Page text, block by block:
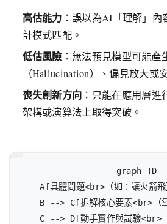
高估能力 ：誤以為AI「理解」
計模式匹配。
低估風險：無法預見模型可能產
（Hallucination）、偏見放大或
喪失創新方向 ：只能在應用層
架構或演算法上取得突破。
graph TD
A[具體問題<br>（如：讓火箭
B --> C[拆解核心要素<br>（
C --> D[動手實作與試驗<br>